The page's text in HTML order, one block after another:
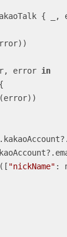
{ ,
error in
?
?
"nickName" :